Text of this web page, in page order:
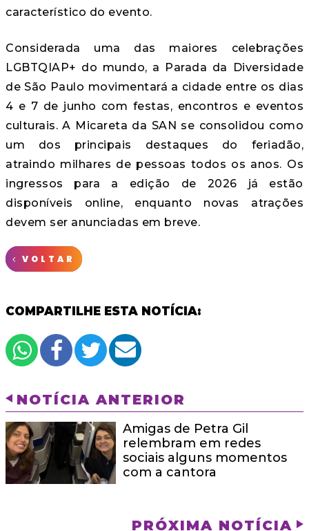
característico do evento.
Considerada uma das maiores celebrações
LGBTQIAP+ do mundo, a Parada da Diversidade
de São Paulo movimentará a cidade entre os dias
4 e 7 de junho com festas, encontros e eventos
culturais. A Micareta da SAN se consolidou como
um dos principais destaques do feriadão,
atraindo milhares de pessoas todos os anos. Os
ingressos para a edição de 2026 já estão
disponíveis online, enquanto novas atrações
devem ser anunciadas em breve.
VOLTAR
COMPARTILHE ESTA NOTÍCIA:
NOTÍCIA ANTERIOR
Amigas de Petra Gil
relembram em redes
sociais alguns momentos
com a cantora
PRÓXIMA NOTÍCIA